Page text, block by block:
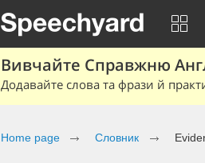
Вивчайте Справжню
Додавайте слова та фрази й
Home page Cловник